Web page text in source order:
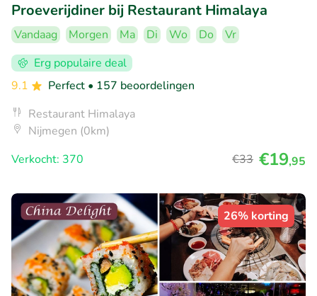
Proeverijdiner bij Restaurant Himalaya
Vandaag Morgen Ma Di Wo Do
Vr
Erg populaire deal
9.1
Perfect • 157 beoordelingen
Restaurant Himalaya
Nijmegen (0km)
Verkocht: 370
€33 €19,95
26% korting